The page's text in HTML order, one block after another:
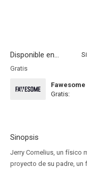
Disponible en...
Gratis
Fawesome
Gratis:
Sinopsis
Jerry Cornelius, un físico
proyecto de su padre, un